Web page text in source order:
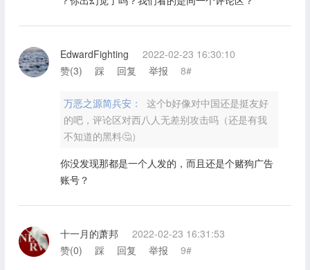
EdwardFighting
2022-02-23 16:30:10
赞(3) 踩 回复 举报 8#
万恶之源简兵安：
这个b好像对中国还是挺友好
的吧，评论区对西八人无差别攻击吗（还是有我
不知道的黑料🤔）
你没发现那都是一个人发的，而且还是个赌狗广告
账号？
十一月的萧邦
2022-02-23 16:31:53
赞(0) 踩 回复 举报 9#